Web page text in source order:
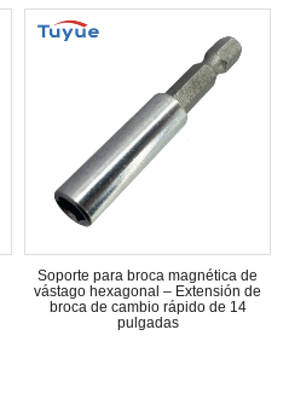
Soporte para broca magnética de
vástago hexagonal – Extensión de
broca de cambio rápido de 14
pulgadas